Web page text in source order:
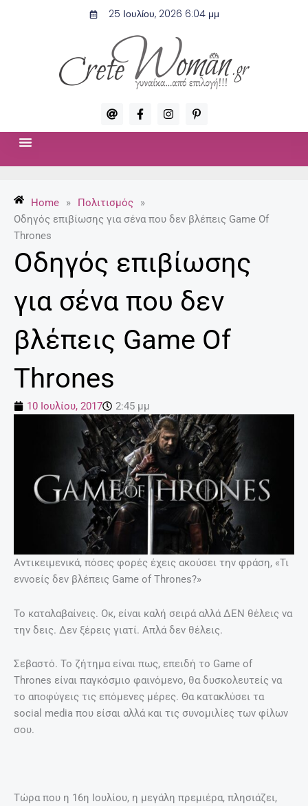
25 Ιουλίου, 2026 6:04 μμ
A
t
F
a
c
f
I
n
s
P
i
n
p
Home » Πολιτισμός
»
Οδηγός επιβίωσης για σένα που δεν βλέπεις Game Of
Thrones
Οδηγός επιβίωσης
για σένα που δεν
βλέπεις Game Of
Thrones
10 Ιουλίου, 2017 2:45 μμ
Αντικειμενικά, πόσες φορές έχεις ακούσει την φράση, «Τι
εννοείς δεν βλέπεις Game of Thrones?»
Το καταλαβαίνεις. Οκ, είναι καλή σειρά αλλά ΔΕΝ θέλεις να
την δεις. Δεν ξέρεις γιατί. Απλά δεν θέλεις.
Σεβαστό. Το ζήτημα είναι πως, επειδή το Game of
Thrones είναι παγκόσμιο φαινόμενο, θα δυσκολευτείς να
το αποφύγεις τις επόμενες μέρες. Θα κατακλύσει τα
social media που είσαι αλλά και τις συνομιλίες των φίλων
σου.
Τώρα που η 16η Ιουλίου, η μεγάλη πρεμιέρα, πλησιάζει,